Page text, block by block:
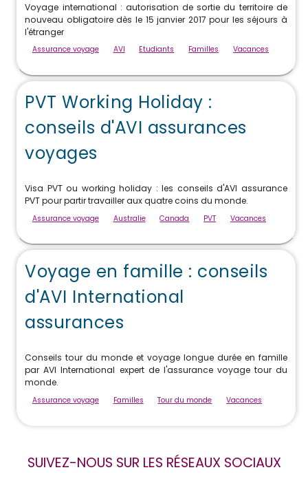
Voyage international : autorisation de sortie du territoire de
nouveau obligatoire dès le 15 janvier 2017 pour les séjours à
l'étranger
Assurance voyage AVI Etudiants Familles Vacances
PVT Working Holiday :
conseils d'AVI assurances
voyages
Visa PVT ou working holiday : les conseils d'AVI assurance
PVT pour partir travailler aux quatre coins du monde.
Assurance voyage Australie Canada PVT Vacances
Voyage en famille : conseils
d'AVI International
assurances
Conseils tour du monde et voyage longue durée en famille
par AVI International expert de l'assurance voyage tour du
monde.
Assurance voyage Familles Tour du monde Vacances
SUIVEZ-NOUS SUR LES RÉSEAUX SOCIAUX